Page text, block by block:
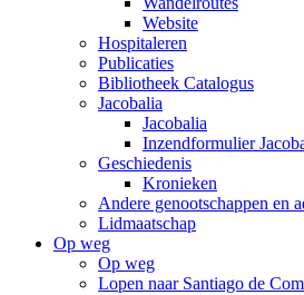
Website
Hospitaleren
Publicaties
Bibliotheek Catalogus
Jacobalia
Jacobalia
Inzendformulier
Geschiedenis
Kronieken
Andere genootschappen en
Lidmaatschap
Op weg
Op weg
Lopen naar Santiago de